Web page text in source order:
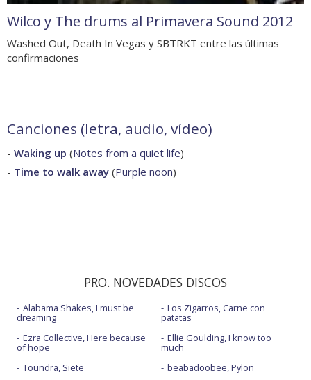
Wilco y The drums al Primavera Sound 2012
Washed Out, Death In Vegas y SBTRKT entre las últimas
confirmaciones
Canciones (letra, audio, vídeo)
- Waking up (Notes from a quiet life)
- Time to walk away (Purple noon)
PRO. NOVEDADES DISCOS
Alabama Shakes, I must be
dreaming
Ezra Collective, Here because
of hope
Toundra, Siete
Los Zigarros, Carne con
patatas
Ellie Goulding, I know too
much
beabadoobee, Pylon